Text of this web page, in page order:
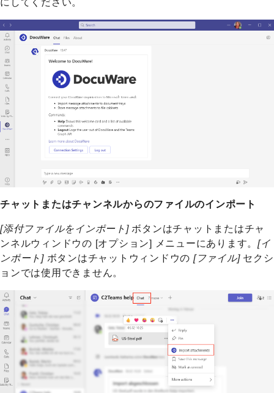
にしてください。
チャットまたはチャンネルからのファイルのインポート
[添付ファイルをインポート]ボタンはチャットまたはチャ
ンネルウィンドウの [オプション] メニューにあります。 [イ
ンポート]ボタンはチャットウィンドウの [ファイル]セクシ
ョンでは使用できません。